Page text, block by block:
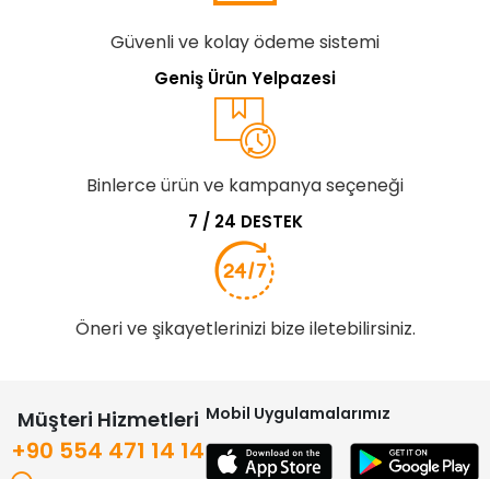
Güvenli ve kolay ödeme sistemi
Geniş Ürün Yelpazesi
Binlerce ürün ve kampanya seçeneği
7 / 24 DESTEK
Öneri ve şikayetlerinizi bize iletebilirsiniz.
Müşteri Hizmetleri
+90 554 471 14 14
Mobil Uygulamalarımız